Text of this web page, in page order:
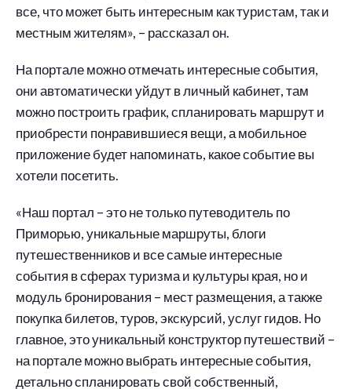
все, что может быть интересным как туристам, так и
местным жителям», – рассказал он.
На портале можно отмечать интересные события,
они автоматически уйдут в личный кабинет, там
можно построить график, спланировать маршрут и
приобрести понравившиеся вещи, а мобильное
приложение будет напоминать, какое событие вы
хотели посетить.
«Наш портал – это не только путеводитель по
Приморью, уникальные маршруты, блоги
путешественников и все самые интересные
события в сферах туризма и культуры края, но и
модуль бронирования – мест размещения, а также
покупка билетов, туров, экскурсий, услуг гидов. Но
главное, это уникальный конструктор путешествий –
на портале можно выбрать интересные события,
детально спланировать свой собственный,